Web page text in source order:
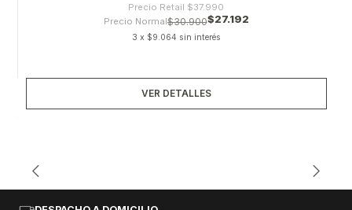
Precio Retail $37.990
Precio Normal$30.900$27.192
3 x $9.064 sin interés
VER DETALLES